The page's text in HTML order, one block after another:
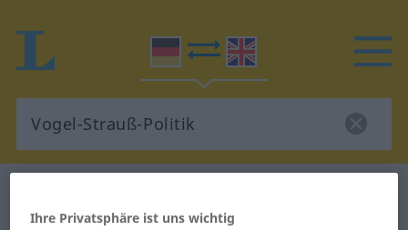
Vogel-Strauß-Politik
Ihre Privatsphäre ist uns wichtig